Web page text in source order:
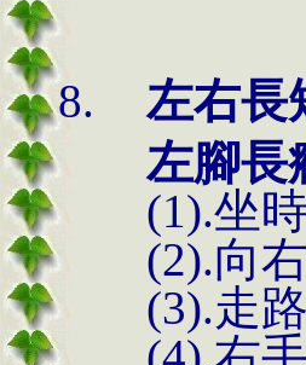
左右長
左腳長
(1).坐
(2).向
(3).走